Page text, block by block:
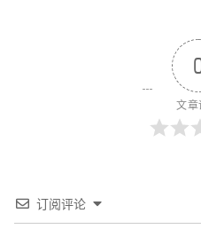
文章
订阅评论